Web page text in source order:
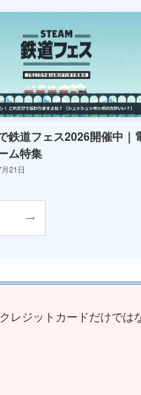
鉄道フェス2026開催中｜
ム特集
21日
レジットカードだけでは